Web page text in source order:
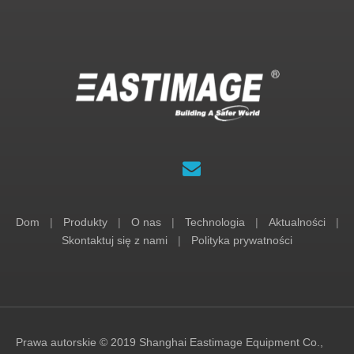
Dom | Produkty | O nas | Technologia | Aktualności
|
Skontaktuj się z nami
| Polityka prywatności
Prawa autorskie © 2019 Shanghai Eastimage Equipment Co.,